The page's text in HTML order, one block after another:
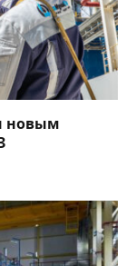
новым